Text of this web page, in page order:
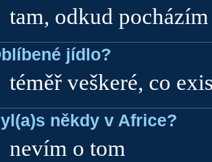
tam, odkud pocházím
jídlo?
téměř veškeré, co
někdy v Africe?
nevím o tom